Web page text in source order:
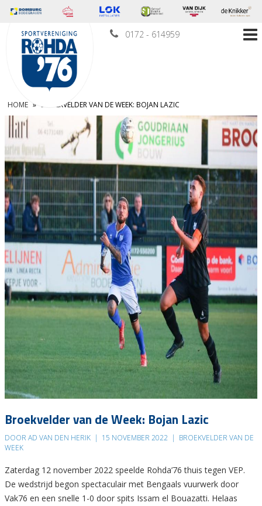
0172 - 614959
HOME » BROEKVELDER VAN DE WEEK: BOJAN LAZIC
Broekvelder van de Week: Bojan Lazic
DOOR AD VAN DEN HERIK | 15 NOVEMBER 2022 | BROEKVELDER VAN DE
WEEK
Zaterdag 12 november 2022 speelde Rohda’76 thuis tegen VEP.
De wedstrijd begon spectaculair met Bengaals vuurwerk door
Vak76 en een snelle 1-0 door spits Issam el Bouazatti. Helaas